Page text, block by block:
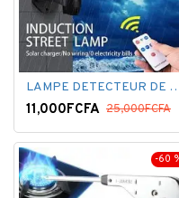
LAMPE DETECTEUR DE
11,000FCFA 25,000FCFA
-60